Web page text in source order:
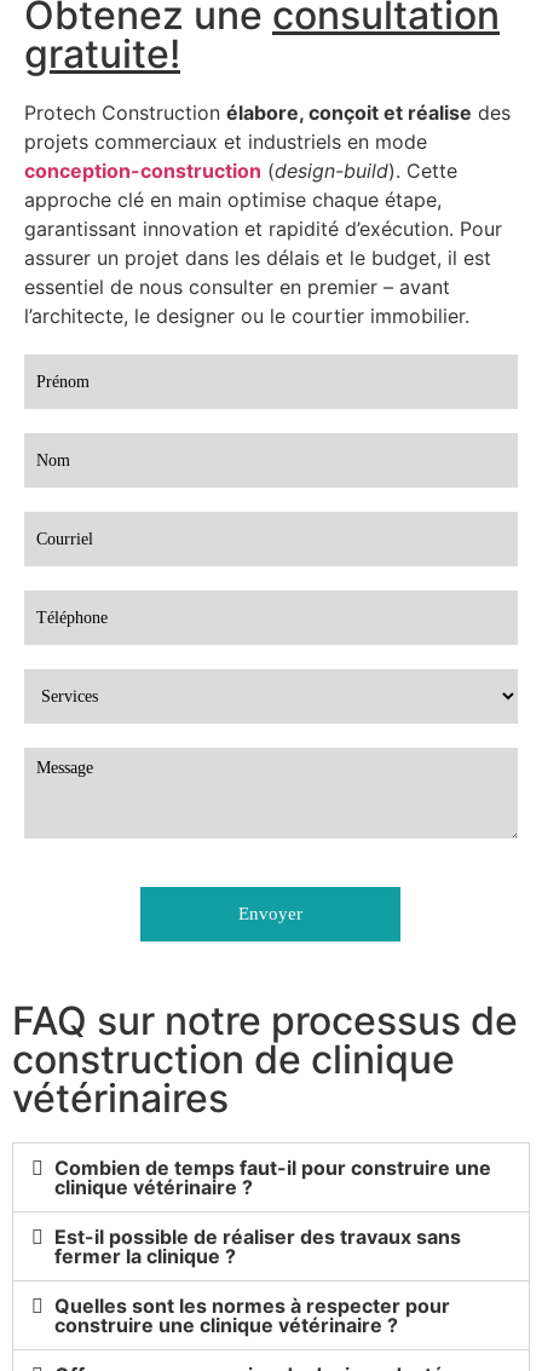
Obtenez une consultation
gratuite!
Protech Construction élabore, conçoit et réalise des
projets commerciaux et industriels en mode
conception-construction (design-build). Cette
approche clé en main optimise chaque étape,
garantissant innovation et rapidité d’exécution. Pour
assurer un projet dans les délais et le budget, il est
essentiel de nous consulter en premier – avant
l’architecte, le designer ou le courtier immobilier.
gratuite
Formulaire
Envoyer
FAQ sur notre processus de
construction de clinique
vétérinaires
Combien de temps faut-il pour construire une
clinique vétérinaire ?
Est-il possible de réaliser des travaux sans
fermer la clinique ?
Quelles sont les normes à respecter pour
construire une clinique vétérinaire ?